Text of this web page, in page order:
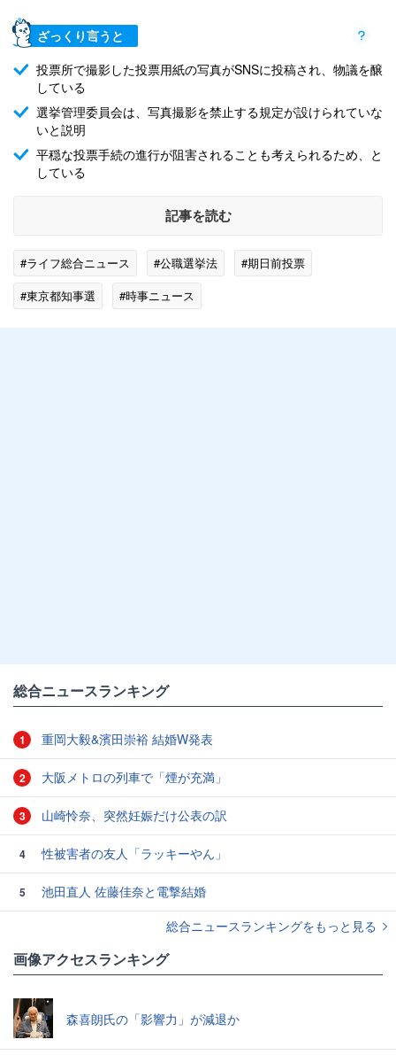
ざっくり言うと
投票所で撮影した投票用紙の写真がSNSに投稿され、物議を醸
している
選挙管理委員会は、写真撮影を禁止する規定が設けられていな
いと説明
平穏な投票手続の進行が阻害されることも考えられるため、と
している
記事を読む
#ライフ総合ニュース #公職選挙法
#期日前投票
#東京都知事選
#時事ニュース
総合ニュースランキング
1 重岡大毅&濱田崇裕 結婚W発表
2 大阪メトロの列車で「煙が充満」
3 山崎怜奈、突然妊娠だけ公表の訳
4 性被害者の友人「ラッキーやん」
5
池田直人 佐藤佳奈と電撃結婚
総合ニュースランキングをもっと見る
画像アクセスランキング
森喜朗氏の「影響力」が減退か